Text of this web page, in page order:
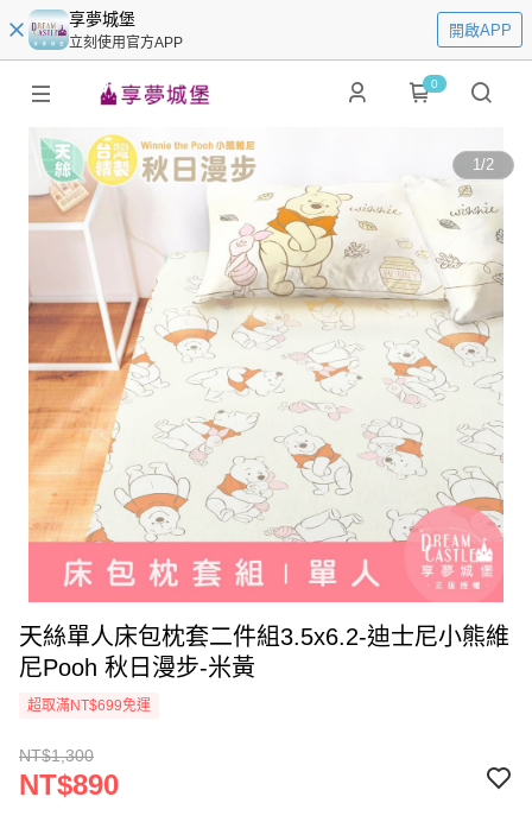
享夢城堡
立刻使用官方APP
開啟APP
0
1/2
天絲單人床包枕套二件組3.5x6.2-迪士尼小熊維
尼Pooh 秋日漫步-米黃
超取滿NT$699免運
NT$1,300
NT$890